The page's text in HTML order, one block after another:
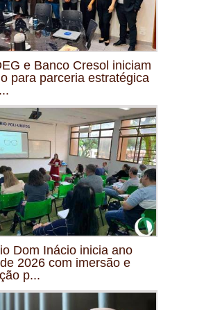
e Banco Cresol iniciam
para parceria estratégica
Dom Inácio inicia ano
2026 com imersão e
p...